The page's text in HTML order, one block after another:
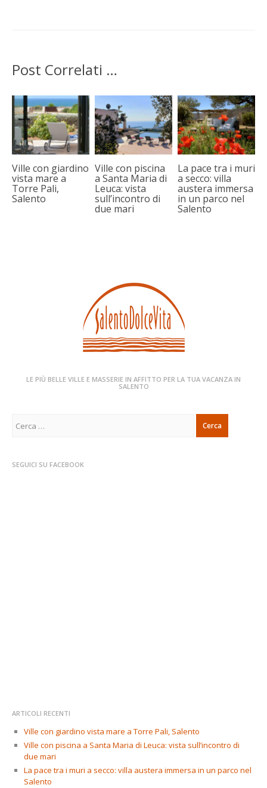
Post Correlati …
Ville con giardino
vista mare a
Torre Pali,
Salento
Ville con piscina
a Santa Maria di
Leuca: vista
sull’incontro di
due mari
La pace tra i muri
a secco: villa
austera immersa
in un parco nel
Salento
LE PIÙ BELLE VILLE E MASSERIE IN AFFITTO PER LA TUA VACANZA IN
SALENTO
per:
SEGUICI SU FACEBOOK
ARTICOLI RECENTI
Ville con giardino vista mare a Torre Pali, Salento
Ville con piscina a Santa Maria di Leuca: vista sull’incontro di
due mari
La pace tra i muri a secco: villa austera immersa in un parco nel
Salento